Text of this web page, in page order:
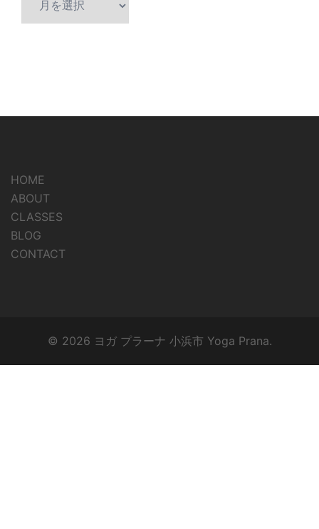
HOME
ABOUT
CLASSES
BLOG
CONTACT
© 2026 ヨガ プラーナ 小浜市 Yoga Prana.